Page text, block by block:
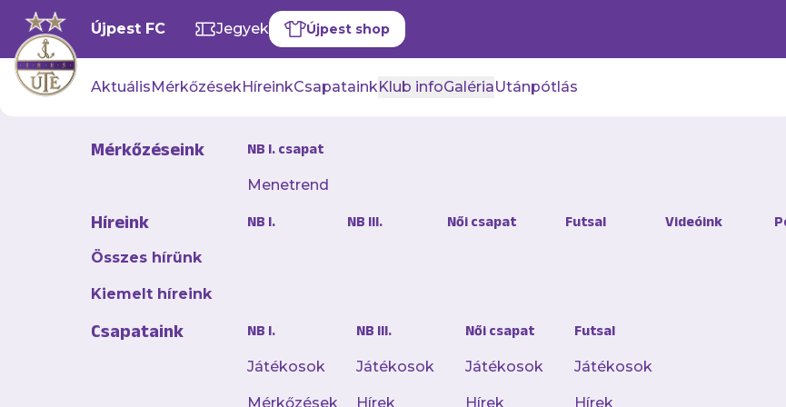
Újpest FC Jegyek Újpest shop
AktuálisMérkőzésekHíreinkCsapatainkKlub infoGalériaUtánpótlás
Mérkőzéseink NB I. csapat
Menetrend
Híreink
Összes hírünk
Kiemelt híreink
NB I. NB III. Női csapat Futsal Videóink
Csapataink NB I.
Játékosok
Mérkőzések
NB III.
Játékosok
Hírek
Női csapat
Játékosok
Hírek
Futsal
Játékosok
Hírek
Dorde Nikolic Törökországban
Dorde Nikolic 2022 szeptemberében érkezett klubunkhoz, az
összesen 33-szor védte az újpesti kaput, többször a csapatkapitányi